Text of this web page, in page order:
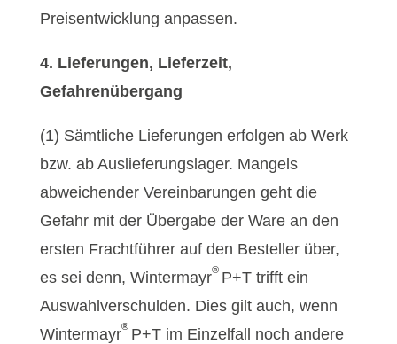
Preisentwicklung anpassen.
4. Lieferungen, Lieferzeit,
Gefahrenübergang
(1) Sämtliche Lieferungen erfolgen ab Werk
bzw. ab Auslieferungslager. Mangels
abweichender Vereinbarungen geht die
Gefahr mit der Übergabe der Ware an den
ersten Frachtführer auf den Besteller über,
es sei denn, Wintermayr® P+T trifft ein
Auswahlverschulden. Dies gilt auch, wenn
Wintermayr® P+T im Einzelfall noch andere